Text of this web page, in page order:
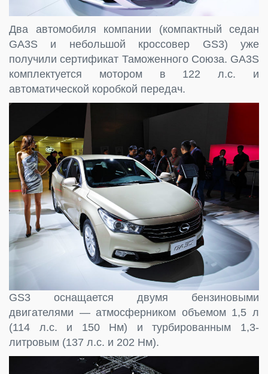
Два автомобиля компании (компактный седан
GA3S и небольшой кроссовер GS3) уже
получили сертификат Таможенного Союза. GA3S
комплектуется мотором в 122 л.с. и
автоматической коробкой передач.
GS3 оснащается двумя бензиновыми
двигателями — атмосферником объемом 1,5 л
(114 л.с. и 150 Нм) и турбированным 1,3-
литровым (137 л.с. и 202 Нм).